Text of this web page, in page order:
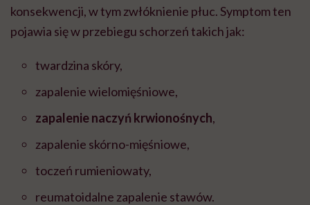
konsekwencji, w tym zwłóknienie płuc. Symptom ten
pojawia się w przebiegu schorzeń takich jak:
twardzina skóry,
zapalenie wielomięśniowe,
zapalenie naczyń krwionośnych,
zapalenie skórno-mięśniowe,
toczeń rumieniowaty,
reumatoidalne zapalenie stawów.